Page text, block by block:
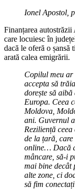
Ionel Apostol,
Finanțarea
care locuiesc în
dacă le oferă o șansă
arată calea emigrării.
Copilul meu ar
accepta să
dorește să
Europa. Ceea
Moldova,
ani. Guvernul
Reziliență
de la țară,
online… Dacă
mâncare, să-i
mai bine decât
alte zone, ci
să fim